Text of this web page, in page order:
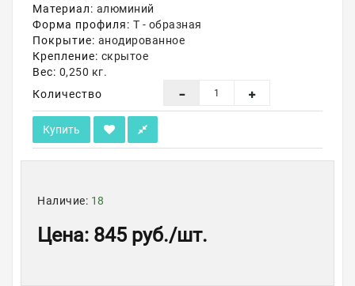
Материал: алюминий
Форма профиля: Т - образная
Покрытие: анодированное
Крепление: скрытое
Вес: 0,250 кг.
Количество
Купить
Наличие: 18
Цена: 845 руб./шт.